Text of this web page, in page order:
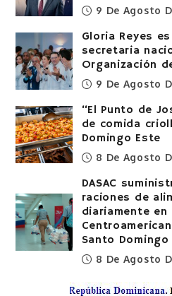
9 De Agosto
Gloria Reyes
secretaria
Organización
9 De Agosto
“El Punto de
de comida
Domingo Este
8 De Agosto
DASAC
raciones de
diariamente en
Santo
8 De Agosto